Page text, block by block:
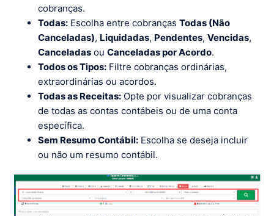
cobranças.
Todas: Escolha entre cobrançasTodas (Não
Canceladas), Liquidadas, Pendentes,Vencidas,
Canceladas ouCanceladas por Acordo.
Todos os Tipos: Filtre cobranças ordinárias,
extraordinárias ou acordos.
Todas as Receitas: Opte por visualizar cobranças
de todas as contas contábeis ou de uma conta
específica.
Sem Resumo Contábil: Escolha se deseja incluir
ou não um resumo contábil.